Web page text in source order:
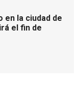
en la ciudad de
el fin de